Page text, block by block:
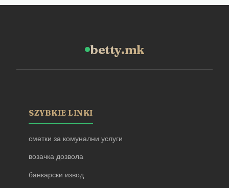
betty.mk
SZYBKIE LINKI
сметки за комунални услуги
возачка дозвола
банкарски извод